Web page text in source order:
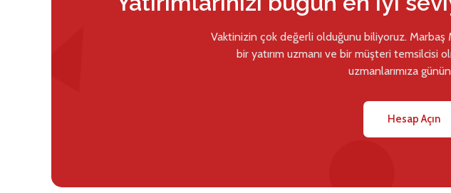
Vaktinizin çok değerli olduğunu biliyoruz. Marbaş
bir yatırım uzmanı ve bir müşteri temsilcisi
uzmanlarımıza
Hesap Açın